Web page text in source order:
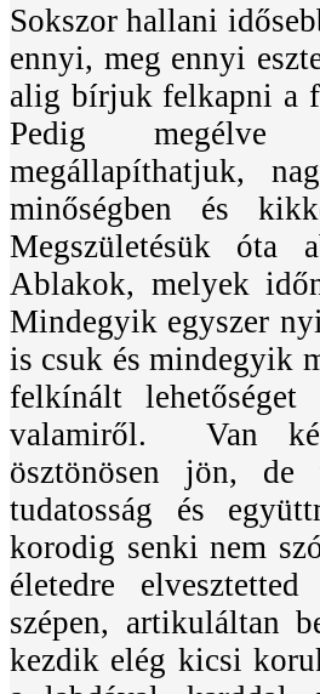
Sokszor hallani
ennyi, meg ennyi
alig bírjuk felkapni a
Pedig megélve
megállapíthatjuk,
minőségben és
Megszületésük óta
Ablakok, melyek
Mindegyik egyszer
is csuk és mindegyik
felkínált lehetőséget
valamiről. Van
ösztönösen jön,
tudatosság és
korodig senki nem
életedre
szépen, artikuláltan
kezdik elég kicsi